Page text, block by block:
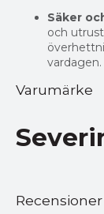
Säker
och
vardagen.
Varumärke
Recensioner